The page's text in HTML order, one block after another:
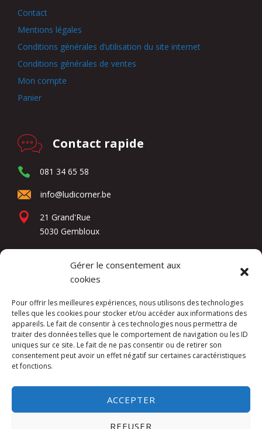
Gérer le consentement aux
cookies
Pour offrir les meilleures expériences, nous utilisons des technologies
telles que les cookies pour stocker et/ou accéder aux informations des
appareils. Le fait de consentir à ces technologies nous permettra de
traiter des données telles que le comportement de navigation ou les ID
uniques sur ce site. Le fait de ne pas consentir ou de retirer son
consentement peut avoir un effet négatif sur certaines caractéristiques
et fonctions.
ACCEPTER
REFUSER
Contact
Mentions légales
Conditions générales d’utilisation du site internet
Conditions générales de ventes
Mon compte
Panier
Contact rapide
081 34 65 58
info@ludicorner.be
21 Grand'Rue
5030 Gembloux
Réseaux sociaux
Kuslac Invest SRL -Mentions légales
DIREXION Web Agency